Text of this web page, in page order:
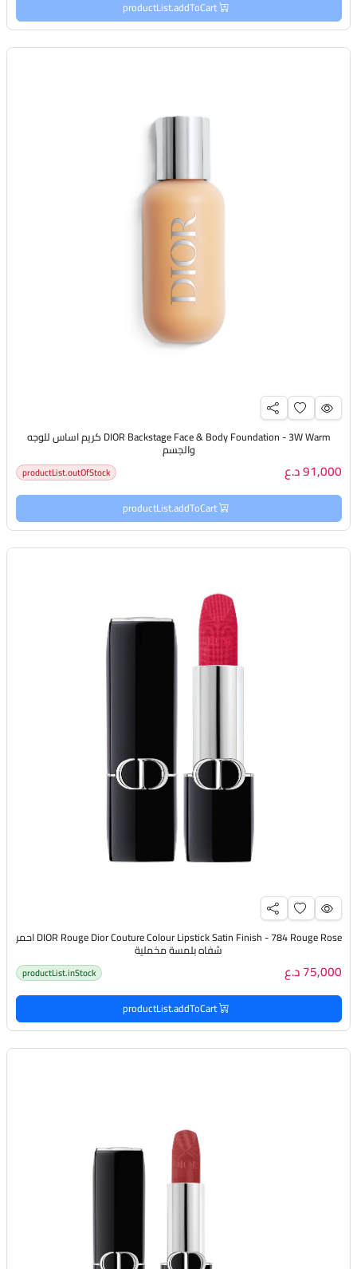
productList.addToCart
DIOR Backstage Face & Body Foundation - 3W Warm كريم اساس للوجه
والجسم
91,000 د.ع productList.outOfStock
productList.addToCart
DIOR Rouge Dior Couture Colour Lipstick Satin Finish - 784 Rouge Rose احمر
شفاه بلمسة مخملية
75,000 د.ع productList.inStock
productList.addToCart